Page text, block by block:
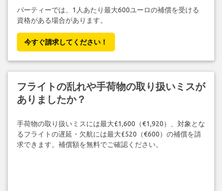
パーティーでは、1人あたり最大600ユーロの補償を受ける
資格がある場合があります。
今すぐ請求してください！
フライトの乱れや手荷物の取り扱いミスが
ありましたか？
手荷物の取り扱いミスには最大£1,600（€1,920）、対象とな
るフライトの遅延・欠航には最大£520（€600）の補償を請
求できます。補償額を無料でご確認ください。